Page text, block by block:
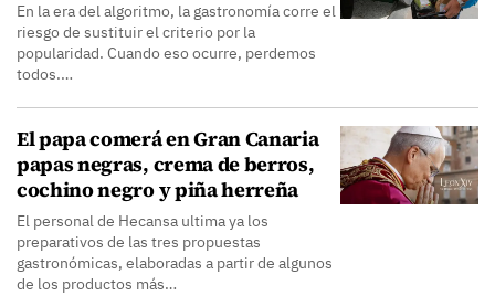
En la era del algoritmo, la gastronomía corre el
riesgo de sustituir el criterio por la
popularidad. Cuando eso ocurre, perdemos
todos.…
El papa comerá en Gran Canaria
papas negras, crema de berros,
cochino negro y piña herreña
El personal de Hecansa ultima ya los
preparativos de las tres propuestas
gastronómicas, elaboradas a partir de algunos
de los productos más…